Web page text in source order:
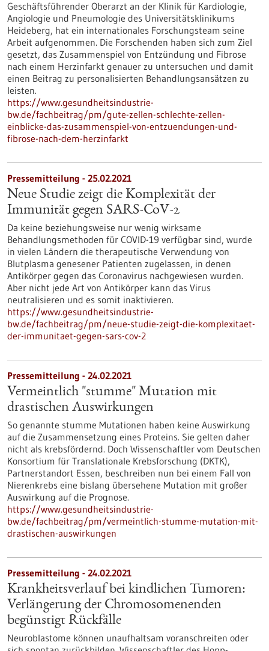
Geschäftsführender Oberarzt an der Klinik für Kardiologie,
Angiologie und Pneumologie des Universitätsklinikums
Heideberg, hat ein internationales Forschungsteam seine
Arbeit aufgenommen. Die Forschenden haben sich zum Ziel
gesetzt, das Zusammenspiel von Entzündung und Fibrose
nach einem Herzinfarkt genauer zu untersuchen und damit
einen Beitrag zu personalisierten Behandlungsansätzen zu
leisten.
https://www.gesundheitsindustrie-
bw.de/fachbeitrag/pm/gute-zellen-schlechte-zellen-
einblicke-das-zusammenspiel-von-entzuendungen-und-
fibrose-nach-dem-herzinfarkt
Pressemitteilung - 25.02.2021
Neue Studie zeigt die Komplexität der
Immunität gegen SARS-CoV-2
Da keine beziehungsweise nur wenig wirksame
Behandlungsmethoden für COVID-19 verfügbar sind, wurde
in vielen Ländern die therapeutische Verwendung von
Blutplasma genesener Patienten zugelassen, in denen
Antikörper gegen das Coronavirus nachgewiesen wurden.
Aber nicht jede Art von Antikörper kann das Virus
neutralisieren und es somit inaktivieren.
https://www.gesundheitsindustrie-
bw.de/fachbeitrag/pm/neue-studie-zeigt-die-komplexitaet-
der-immunitaet-gegen-sars-cov-2
Pressemitteilung - 24.02.2021
Vermeintlich "stumme" Mutation mit
drastischen Auswirkungen
So genannte stumme Mutationen haben keine Auswirkung
auf die Zusammensetzung eines Proteins. Sie gelten daher
nicht als krebsfördernd. Doch Wissenschaftler vom Deutschen
Konsortium für Translationale Krebsforschung (DKTK),
Partnerstandort Essen, beschreiben nun bei einem Fall von
Nierenkrebs eine bislang übersehene Mutation mit großer
Auswirkung auf die Prognose.
https://www.gesundheitsindustrie-
bw.de/fachbeitrag/pm/vermeintlich-stumme-mutation-mit-
drastischen-auswirkungen
Pressemitteilung - 24.02.2021
Krankheitsverlauf bei kindlichen Tumoren:
Verlängerung der Chromosomenenden
begünstigt Rückfälle
Neuroblastome können unaufhaltsam voranschreiten oder